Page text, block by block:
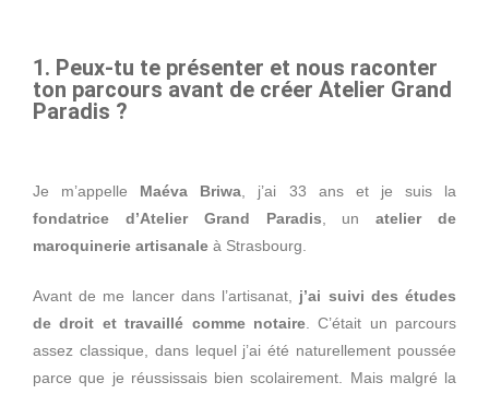
1. Peux-tu te présenter et nous raconter
ton parcours avant de créer Atelier Grand
Paradis ?
Je m’appelle Maéva Briwa , j’ai 33 ans et je suis la
fondatrice d’Atelier Grand Paradis , unatelier de
maroquinerie artisanale à Strasbourg.
Avant de me lancer dans l’artisanat, j’ai suivi des études
de droit et travaillé comme notaire. C’était un parcours
assez classique, dans lequel j’ai été naturellement poussée
parce que je réussissais bien scolairement. Mais malgré la